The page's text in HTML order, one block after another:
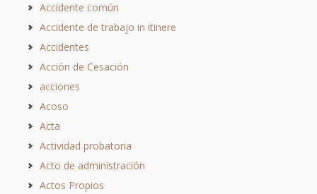
Accidente común
Accidente de trabajo in itinere
Accidentes
Acción de Cesación
acciones
Acoso
Acta
Actividad probatoria
Acto de administración
Actos Propios